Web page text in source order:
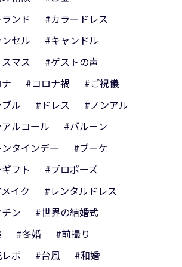
ンド
#カラードレス
セル
#キャンドル
マス
#ゲストの声
#コロナ禍
#ご祝儀
ル
#ドレス
#ノンアル
ルコール
#バルーン
タインデー
#ブーケ
フト
#プロポーズ
イク
#レンタルドレス
ン
#世界の結婚式
#冬婚
#前撮り
ポ
#台風
#和婚